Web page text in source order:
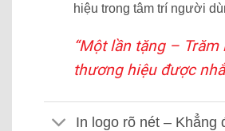
hiệu trong tâm trí người
“Một lần tặng – Trăm
thương hiệu được
In logo rõ nét – Khẳng